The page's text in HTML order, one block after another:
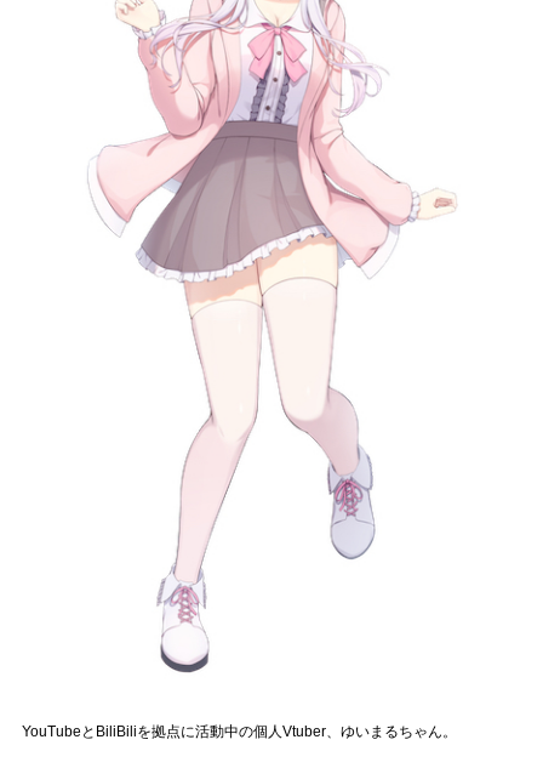
ぶいクラ！by muevo
ぶいコミュ！by muevo
ぶいマガ！ by muevo
YouTubeとBiliBiliを拠点に活動中の個人Vtuber、ゆいまるちゃん。